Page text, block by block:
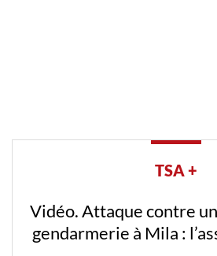
TSA +
Vidéo. Attaque contre
gendarmerie à Mila :